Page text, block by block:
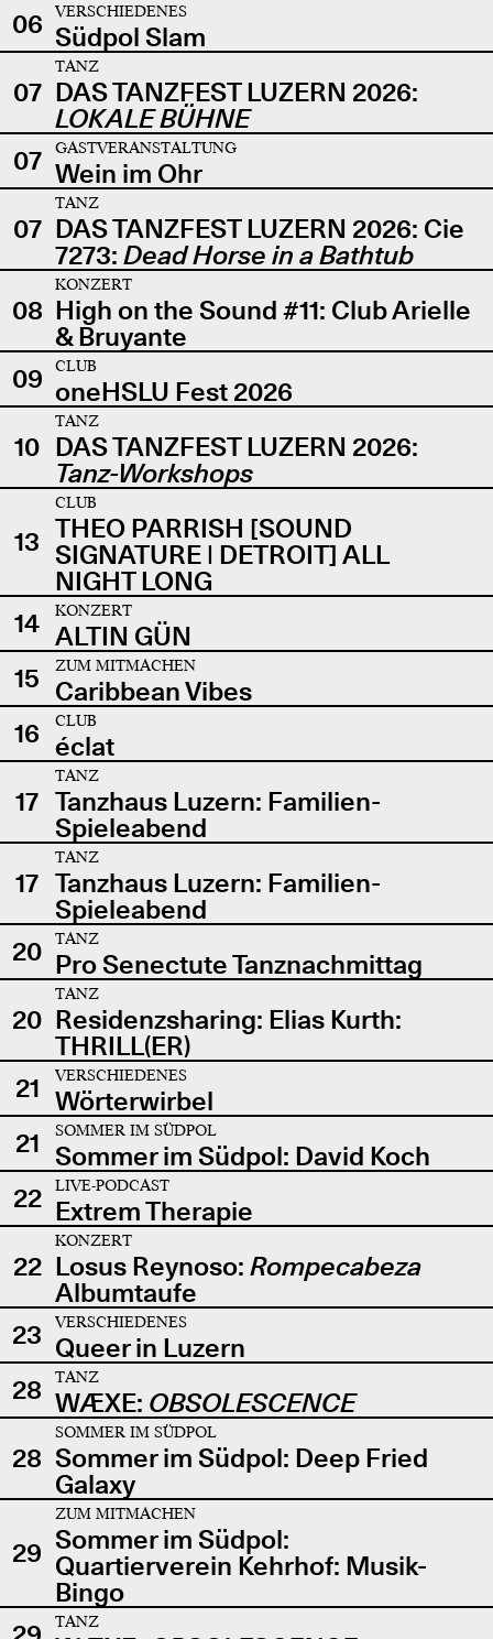
06
VERSCHIEDENES
Südpol Slam
07
TANZ
DAS TANZFEST LUZERN 2026:
LOKALE BÜHNE
07
GASTVERANSTALTUNG
Wein im Ohr
07
TANZ
DAS TANZFEST LUZERN 2026: Cie
7273: Dead Horse in a Bathtub
08
KONZERT
High on the Sound #11: Club Arielle
& Bruyante
09
CLUB
oneHSLU Fest 2026
10
TANZ
DAS TANZFEST LUZERN 2026:
Tanz-Workshops
13
CLUB
THEO PARRISH [SOUND
SIGNATURE | DETROIT] ALL
NIGHT LONG
14
KONZERT
ALTIN GÜN
15
ZUM MITMACHEN
Caribbean Vibes
16
CLUB
éclat
17
TANZ
Tanzhaus Luzern: Familien-
Spieleabend
17
TANZ
Tanzhaus Luzern: Familien-
Spieleabend
20
TANZ
Pro Senectute Tanznachmittag
20
TANZ
Residenzsharing: Elias Kurth:
THRILL(ER)
21
VERSCHIEDENES
Wörterwirbel
21
SOMMER IM SÜDPOL
Sommer im Südpol: David Koch
22
LIVE-PODCAST
Extrem Therapie
22
KONZERT
Losus Reynoso: Rompecabeza
Albumtaufe
23
VERSCHIEDENES
Queer in Luzern
28
TANZ
WÆXE: OBSOLESCENCE
28
SOMMER IM SÜDPOL
Sommer im Südpol: Deep Fried
Galaxy
29
ZUM MITMACHEN
Sommer im Südpol:
Quartierverein Kehrhof: Musik-
Bingo
TANZ